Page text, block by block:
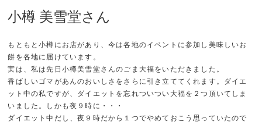
小樽 美雪堂さん
もともと小樽にお店があり、今は各地のイベントに参加し美味しいお
餅を各地に届けています。
実は、私は先日小樽美雪堂さんのごま大福をいただきました。
香ばしいゴマがあんのおいしさをさらに引き立ててくれます。ダイエ
ット中の私ですが、ダイエットを忘れついつい大福を２つ頂いてしま
いました。しかも夜９時に・・・
ダイエット中だし、夜９時だから１つでやめておこう思っていたので